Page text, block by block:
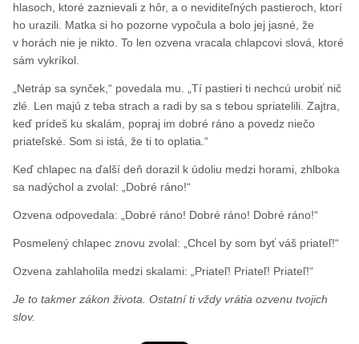
hlasoch, ktoré zaznievali z hôr, a o neviditeľných pastieroch, ktorí
ho urazili. Matka si ho pozorne vypočula a bolo jej jasné, že
v horách nie je nikto. To len ozvena vracala chlapcovi slová, ktoré
sám vykríkol.
„Netráp sa synček,“ povedala mu. „Tí pastieri ti nechcú urobiť nič
zlé. Len majú z teba strach a radi by sa s tebou spriatelili. Zajtra,
keď prídeš ku skalám, popraj im dobré ráno a povedz niečo
priateľské. Som si istá, že ti to oplatia.“
Keď chlapec na ďalší deň dorazil k údoliu medzi horami, zhlboka
sa nadýchol a zvolal: „Dobré ráno!“
Ozvena odpovedala: „Dobré ráno! Dobré ráno! Dobré ráno!“
Posmelený chlapec znovu zvolal: „Chcel by som byť váš priateľ!“
Ozvena zahlaholila medzi skalami: „Priateľ! Priateľ! Priateľ!“
Je to takmer zákon života. Ostatní ti vždy vrátia ozvenu tvojich
slov.